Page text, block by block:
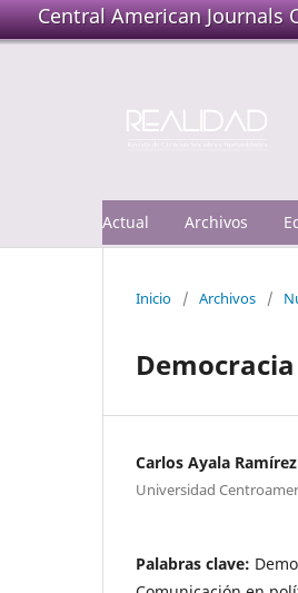
Central American Journals
Actual Archivos
Inicio / Archivos /
Carlos Ayala Ramírez
Universidad
Palabras clave: